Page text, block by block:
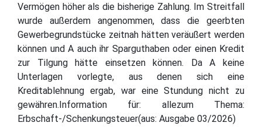
Vermögen höher als die bisherige Zahlung. Im Streitfall
wurde außerdem angenommen, dass die geerbten
Gewerbegrundstücke zeitnah hätten veräußert werden
können und A auch ihr Sparguthaben oder einen Kredit
zur Tilgung hätte einsetzen können. Da A keine
Unterlagen vorlegte, aus denen sich eine
Kreditablehnung ergab, war eine Stundung nicht zu
gewähren.Information für: allezum Thema:
Erbschaft-/Schenkungsteuer(aus: Ausgabe 03/2026)